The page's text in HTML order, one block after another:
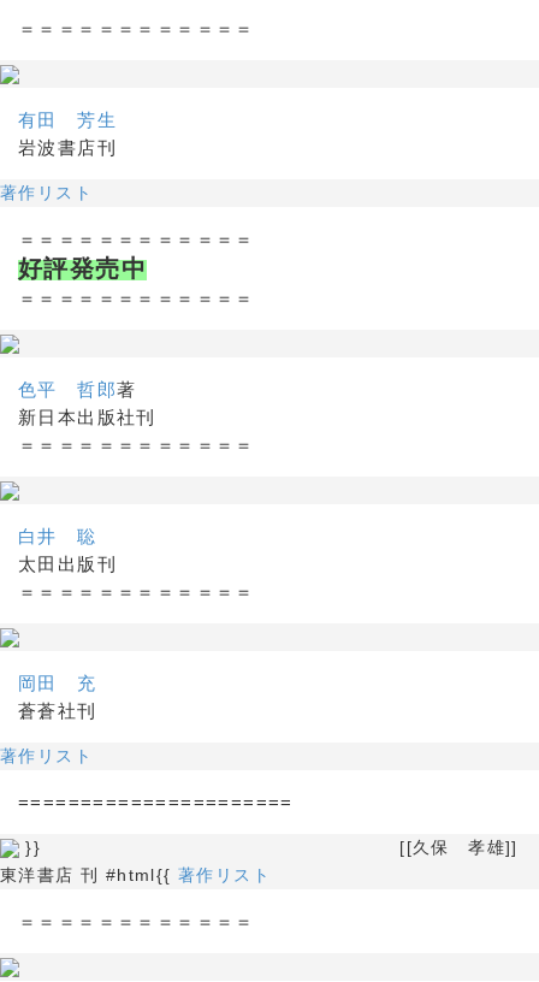
＝＝＝＝＝＝＝＝＝＝＝＝
有田 芳生
岩波書店刊
著作リスト
＝＝＝＝＝＝＝＝＝＝＝＝
好評発売中
＝＝＝＝＝＝＝＝＝＝＝＝
色平 哲郎著
新日本出版社刊
＝＝＝＝＝＝＝＝＝＝＝＝
白井 聡
太田出版刊
＝＝＝＝＝＝＝＝＝＝＝＝
岡田 充
蒼蒼社刊
著作リスト
======================
}} [[久保 孝雄]]
東洋書店 刊 #html{{ 著作リスト
＝＝＝＝＝＝＝＝＝＝＝＝